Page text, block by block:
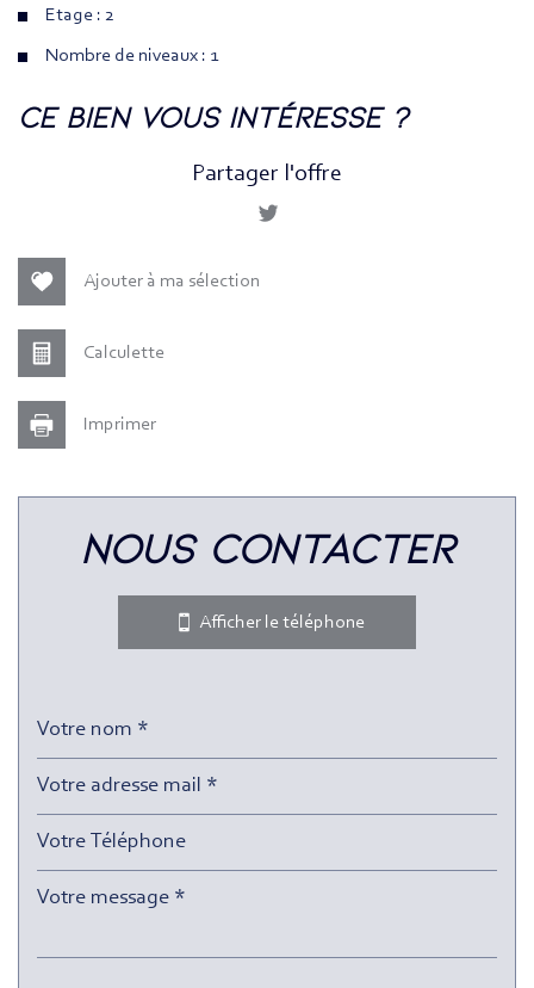
Etage : 2
Nombre de niveaux : 1
la ville de paris (75011)
Bar
École maternelle
Enseignement supérieur
Mairie
ce bien vous intéresse ?
Partager l'offre
Ajouter à ma sélection
Calculette
Imprimer
nous contacter
Afficher le téléphone